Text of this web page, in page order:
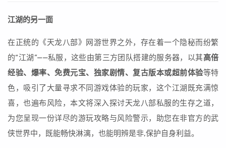
江湖的另一面
在正统的《天龙八部》网游世界之外，存在着一个隐秘而纷繁
的“江湖”——私服，这些由第三方团队搭建的服务器，以其高倍
经验、爆率、免费元宝、独家剧情、复古版本或超前体验等特
色，吸引了大量寻求不同游戏体验的玩家，这个江湖既充满惊
喜，也遍布风险，本文将深入探讨天龙八部私服的生存之道，
为您呈现一份详尽的游玩攻略与风险警示，助您在非官方的武
侠世界中，既能畅快淋漓，也能明辨是非,保护自身利益。